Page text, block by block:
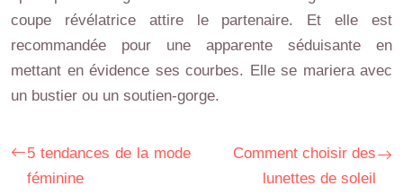
coupe révélatrice attire le partenaire. Et elle est
recommandée pour une apparente séduisante en
mettant en évidence ses courbes. Elle se mariera avec
un bustier ou un soutien-gorge.
5 tendances de la mode
féminine
Comment choisir des
lunettes de soleil